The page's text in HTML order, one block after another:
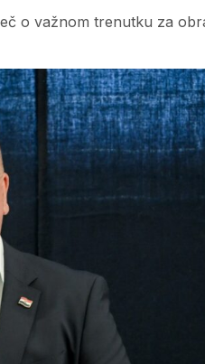
o važnom trenutku za